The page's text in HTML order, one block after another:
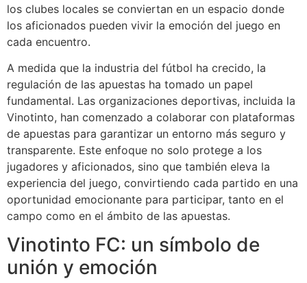
los clubes locales se conviertan en un espacio donde
los aficionados pueden vivir la emoción del juego en
cada encuentro.
A medida que la industria del fútbol ha crecido, la
regulación de las apuestas ha tomado un papel
fundamental. Las organizaciones deportivas, incluida la
Vinotinto, han comenzado a colaborar con plataformas
de apuestas para garantizar un entorno más seguro y
transparente. Este enfoque no solo protege a los
jugadores y aficionados, sino que también eleva la
experiencia del juego, convirtiendo cada partido en una
oportunidad emocionante para participar, tanto en el
campo como en el ámbito de las apuestas.
Vinotinto FC: un símbolo de
unión y emoción